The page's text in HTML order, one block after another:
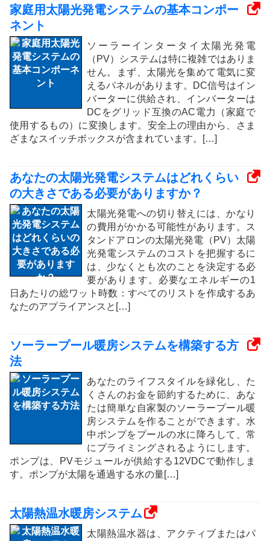
家庭用太陽光発電システムの基本コンポー
ネント
ソーラーインタータイ太陽光発電
（PV）システムは特に複雑ではありま
せん。まず、太陽光を集めて電気に変
えるパネルがあります。DC信号はイン
バーターに供給され、インバーターは
DCをグリッド互換のAC電力（家庭で
使用するもの）に変換します。安全上の理由から、さま
ざまなスイッチボックスが含まれています。[…]
あなたの太陽光発電システムはどれくらい
の大きさである必要がありますか？
太陽光発電への切り替えには、かなり
の費用がかかる可能性があります。ス
タンドアロンの太陽光発電（PV）太陽
光発電システムのコストを把握するに
は、少なくとも次のことを決定する必
要があります。必要なエネルギーの1
日あたりの総ワット時数：すべてのリストを作成するあ
なたのアプライアンスと[…]
ソーラープール暖房システムを構築する方
法
あなたのライフスタイルを緑化し、た
くさんのお金を節約するために、あな
たは簡単な自家製のソーラープール暖
房システムを作ることができます。水
中ポンプをプールの水に降ろして、常
にプライミングされるようにします。
ポンプは、PVモジュールが供給する12VDCで動作しま
す。ポンプが太陽を通過する水の量[…]
太陽熱温水暖房システム
太陽熱温水器は、アクティブまたはパ